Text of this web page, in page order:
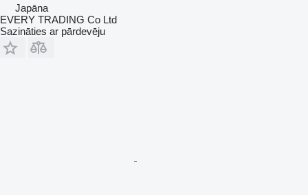
Japāna
EVERY TRADING Co Ltd
Sazināties ar pārdevēju